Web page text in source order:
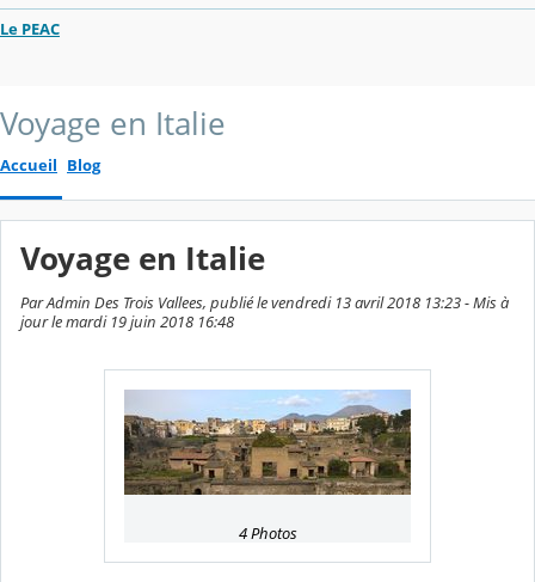
Le PEAC
Voyage en Italie
Accueil Blog
Voyage en Italie
Par Admin Des Trois Vallees, publié le vendredi 13 avril 2018 13:23 - Mis à
jour le mardi 19 juin 2018 16:48
4 Photos